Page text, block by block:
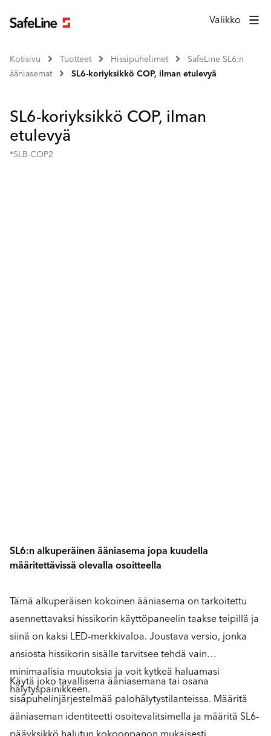
Valikko
Kotisivu Tuotteet Hissipuhelimet
SafeLine SL6:n
ääniasemat
SL6-koriyksikkö COP, ilman etulevyä
SL6-koriyksikkö COP, ilman
etulevyä
*SLB-COP2
SL6:n alkuperäinen ääniasema jopa kuudella
määritettävissä olevalla osoitteella
Tämä alkuperäisen kokoinen ääniasema on tarkoitettu
asennettavaksi hissikorin käyttöpaneelin taakse teipillä ja
siinä on kaksi LED-merkkivaloa. Joustava versio, jonka
ansiosta hissikorin sisälle tarvitsee tehdä vain
minimaalisia muutoksia ja voit kytkeä haluamasi
hälytyspainikkeen.
Käytä joko tavallisena ääniasemana tai osana
sisäpuhelinjärjestelmää palohälytystilanteissa. Määritä
ääniaseman identiteetti osoitevalitsimella ja määritä SL6-